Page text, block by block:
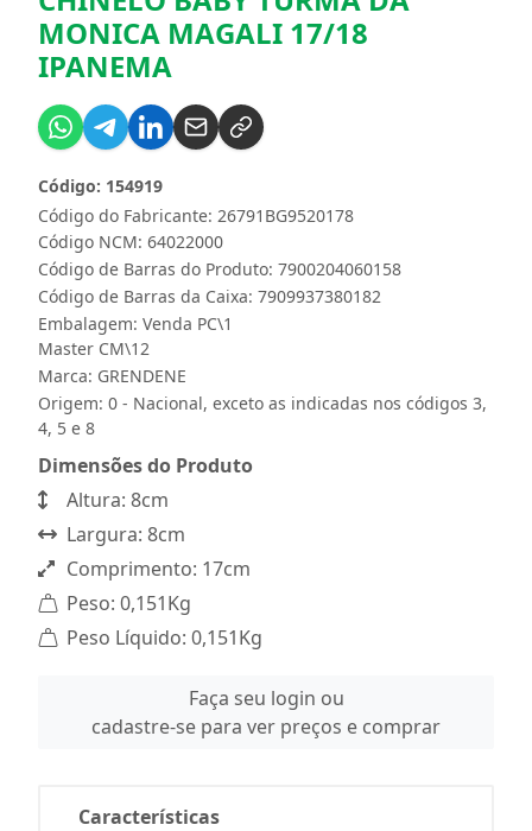
MONICA MAGALI 17/18
IPANEMA
Código do Fabricante: 26791BG9520178
Código: 154919
Código NCM: 64022000
Código de Barras do Produto: 7900204060158
Código de Barras da Caixa: 7909937380182
Embalagem: Venda PC\1
Master CM\12
Marca: GRENDENE
Origem: 0 - Nacional, exceto as indicadas nos códigos 3,
4, 5 e 8
Dimensões do Produto
Altura: 8cm
Largura: 8cm
Comprimento: 17cm
Peso: 0,151Kg
Peso Líquido: 0,151Kg
Faça seu login ou
cadastre-se para ver preços e comprar
Características